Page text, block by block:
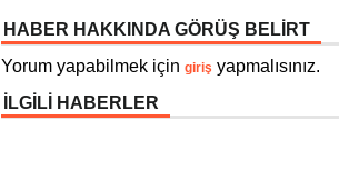
HABER HAKKINDA GÖRÜŞ BELİRT
Yorum yapabilmek için giriş yapmalısınız.
İLGİLİ HABERLER